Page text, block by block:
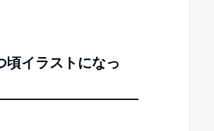
頃イラストになっ